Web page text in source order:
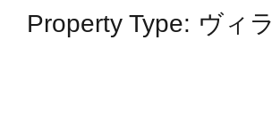
Property Type: ヴィラ